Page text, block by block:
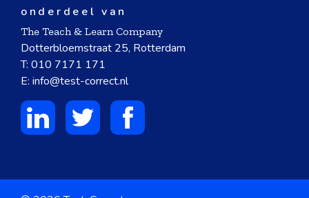
onderdeel van
The Teach & Learn Company
Dotterbloemstraat 25, Rotterdam
T: 010 7171 171
E: info@test-correct.nl